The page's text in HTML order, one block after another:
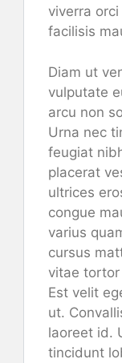
viverra
facilisis
Diam ut
vulputate
arcu non
Urna nec
feugiat
placerat
ultrices
congue
varius
cursus
vitae
Est velit
ut.
laoreet id.
tincidunt